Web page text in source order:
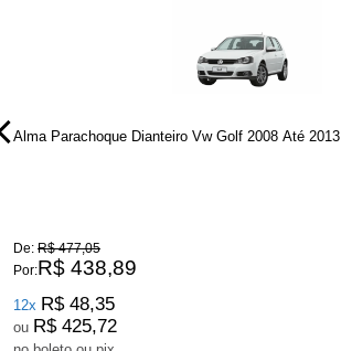
Alma Parachoque Dianteiro Vw Golf 2008 Até 2013
De: R$ 477,05
Por:R$ 438,89
12x R$ 48,35
ou R$ 425,72